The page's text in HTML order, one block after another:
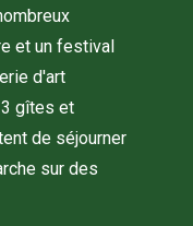
et un festival
d'art
gîtes et
de séjourner
sur des